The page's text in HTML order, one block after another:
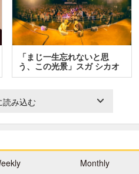
「まじ一生忘れないと思
う、この光景」スガ シカオ
と…
読み込む
Monthly